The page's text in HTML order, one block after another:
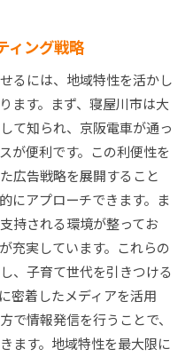
ィング戦略
るには、地域特性を活かし
ます。まず、寝屋川市は大
て知られ、京阪電車が通っ
が便利です。この利便性を
広告戦略を展開すること
にアプローチできます。ま
持される環境が整ってお
充実しています。これらの
、子育て世代を引きつける
密着したメディアを活用
で情報発信を行うことで、
ます。地域特性を最大限に